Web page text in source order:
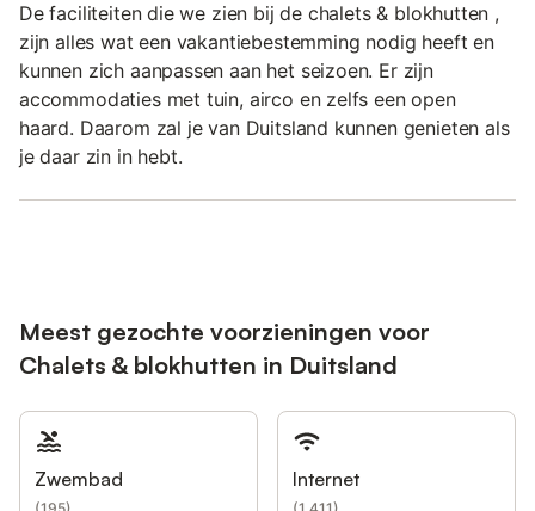
De faciliteiten die we zien bij de chalets & blokhutten ,
zijn alles wat een vakantiebestemming nodig heeft en
kunnen zich aanpassen aan het seizoen. Er zijn
accommodaties met tuin, airco en zelfs een open
haard. Daarom zal je van Duitsland kunnen genieten als
je daar zin in hebt.
Meest gezochte voorzieningen voor
Chalets & blokhutten in Duitsland
Zwembad Internet